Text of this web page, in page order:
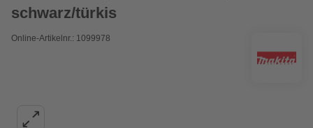
schwarz/türkis
Online-Artikelnr.: 1099978